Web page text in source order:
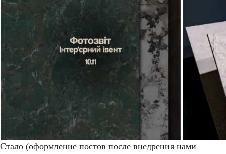
Стало (оформление постов после внедрения нами